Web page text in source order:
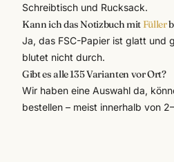
Schreibtisch und Rucksack.
Kann ich das Notizbuch mit Füller
Ja, das FSC-Papier ist glatt und
blutet nicht durch.
Gibt es alle 135 Varianten vor Ort?
Wir haben eine Auswahl da,
bestellen – meist innerhalb von